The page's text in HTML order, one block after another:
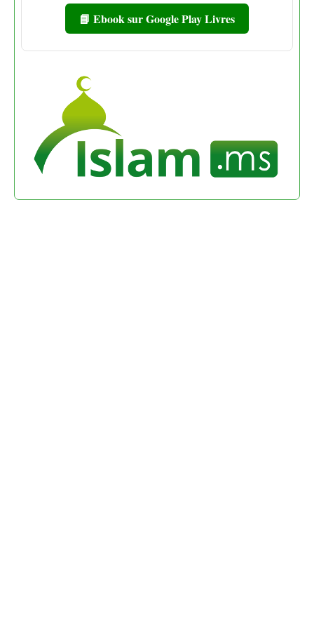
📘 Ebook sur Google Play Livres